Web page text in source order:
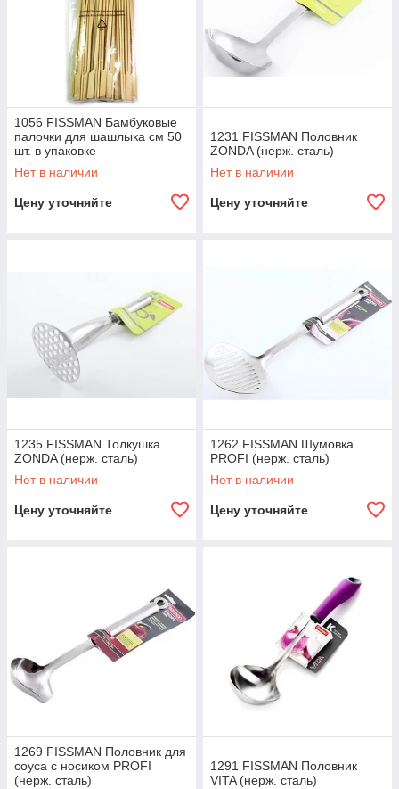
1056 FISSMAN Бамбуковые
палочки для шашлыка см 50
шт. в упаковке
Нет в наличии
Цену уточняйте
1231 FISSMAN Половник
ZONDA (нерж. сталь)
Нет в наличии
Цену уточняйте
1235 FISSMAN Толкушка
ZONDA (нерж. сталь)
Нет в наличии
Цену уточняйте
1262 FISSMAN Шумовка
PROFI (нерж. сталь)
Нет в наличии
Цену уточняйте
1269 FISSMAN Половник для
соуса с носиком PROFI
(нерж. сталь)
1291 FISSMAN Половник
VITA (нерж. сталь)